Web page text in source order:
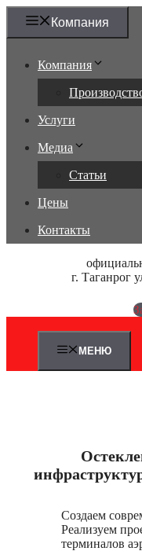
Перейти
содержимому
Компания
Компания
Услуги
Медиа
Статьи
Цены
Контакты
г. Таганрог
МЕНЮ
Создаем
Реализуем
терминалов